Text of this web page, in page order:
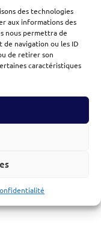
des technologies
aux informations des
nous permettra de
navigation ou les ID
de retirer son
caractéristiques
de télévision
sur le